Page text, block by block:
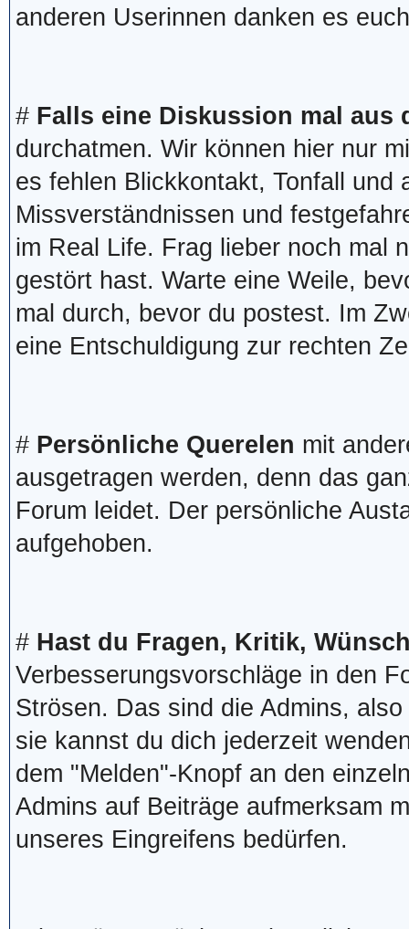
anderen Userinnen danken es
# Falls eine Diskussion mal aus
durchatmen. Wir können hier nur
es fehlen Blickkontakt, Tonfall und
Missverständnissen und
im Real Life. Frag lieber noch mal
gestört hast. Warte eine Weile,
mal durch, bevor du postest. Im
eine Entschuldigung zur rechten
# Persönliche Querelen mit
ausgetragen werden, denn das
Forum leidet. Der persönliche
aufgehoben.
# Hast du Fragen, Kritik,
Verbesserungsvorschläge in den
Strösen. Das sind die Admins,
sie kannst du dich jederzeit
dem "Melden"-Knopf an den
Admins auf Beiträge aufmerksam
unseres Eingreifens bedürfen.